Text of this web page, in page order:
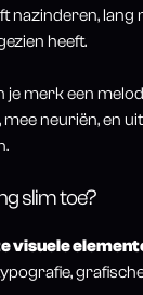
nazinderen, lang
heeft.
je merk een
neuriën, en
slim toe?
visuele